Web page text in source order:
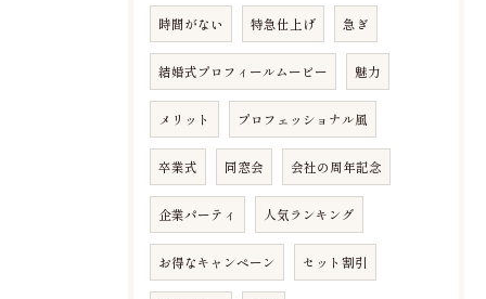
時間がない 特急仕上げ 急ぎ
結婚式プロフィールムービー 魅力
メリット プロフェッショナル風
卒業式 同窓会 会社の周年記念
企業パーティ 人気ランキング
お得なキャンペーン セット割引